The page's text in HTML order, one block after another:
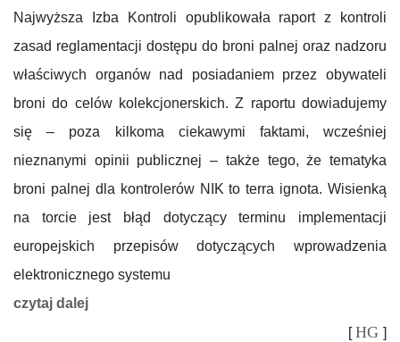
Najwyższa Izba Kontroli opublikowała raport z kontroli
zasad reglamentacji dostępu do broni palnej oraz nadzoru
właściwych organów nad posiadaniem przez obywateli
broni do celów kolekcjonerskich. Z raportu dowiadujemy
się – poza kilkoma ciekawymi faktami, wcześniej
nieznanymi opinii publicznej – także tego, że tematyka
broni palnej dla kontrolerów NIK to terra ignota. Wisienką
na torcie jest błąd dotyczący terminu implementacji
europejskich przepisów dotyczących wprowadzenia
elektronicznego systemu
czytaj dalej
[HG ]